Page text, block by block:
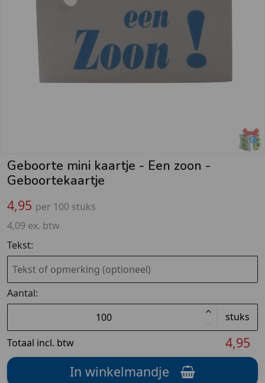
Geboorte mini kaartje - Een zoon -
Geboortekaartje
4,95 per 100 stuks
4,09 ex. btw
Tekst:
Aantal:
stuks
Totaal incl. btw
4,95
In winkelmandje